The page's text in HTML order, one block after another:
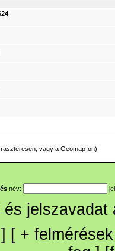
vagy a Geomap-on)
név:
és
] [ + felmérések